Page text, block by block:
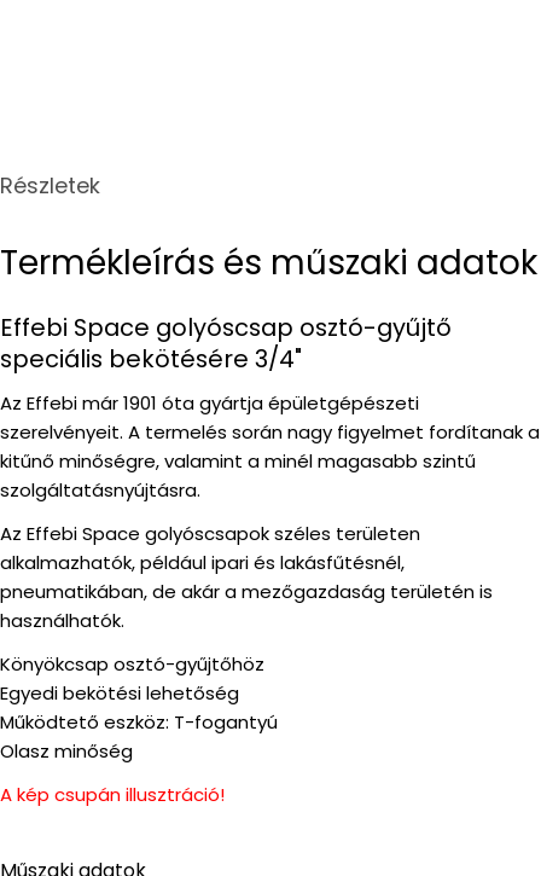
Részletek
Termékleírás és műszaki adatok
Effebi Space golyóscsap osztó-gyűjtő
speciális bekötésére 3/4"
Az Effebi már 1901 óta gyártja épületgépészeti
szerelvényeit. A termelés során nagy figyelmet fordítanak a
kitűnő minőségre, valamint a minél magasabb szintű
szolgáltatásnyújtásra.
Az Effebi Space golyóscsapok széles területen
alkalmazhatók, például ipari és lakásfűtésnél,
pneumatikában, de akár a mezőgazdaság területén is
használhatók.
Könyökcsap osztó-gyűjtőhöz
Egyedi bekötési lehetőség
Működtető eszköz: T-fogantyú
Olasz minőség
A kép csupán illusztráció!
Műszaki adatok